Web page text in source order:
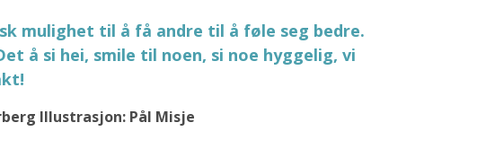
mulighet til å få andre til å føle seg bedre.
å si hei, smile til noen, si noe hyggelig, vi
Illustrasjon: Pål Misje